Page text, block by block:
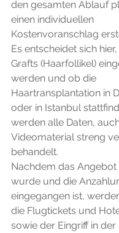
den gesamten Ablauf
einen individuellen
Kostenvoranschlag
Es entscheidet sich
Grafts (Haarfollikel)
werden und ob die
Haartransplantation in
oder in Istanbul
werden alle Daten,
Videomaterial streng
behandelt.
Nachdem das
wurde und die
eingegangen ist,
die Flugtickets und
sowie der Eingriff in